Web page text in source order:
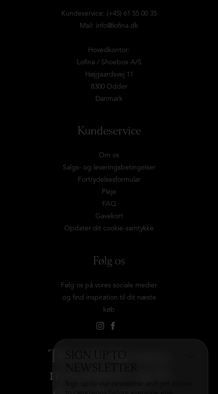
SIGN UP TO
Kundeservice: (+45) 61 55 00 35
Mail: info@lofina.dk
Hovedkontor:
Lofina / Shoebox A/S
Højgaardsvej 11
8300 Odder
Danmark
Kundeservice
Om os
Salgs- og leveringsbetingelser
Fortrydelsesformular
Pleje
FAQ
Gavekort
Opdater dit cookie-samtykke
Følg os
Følg os på vores sociale medier
og find inspiration til dit næste
køb
Tilmeld dig vores
nyhedsbrev og få